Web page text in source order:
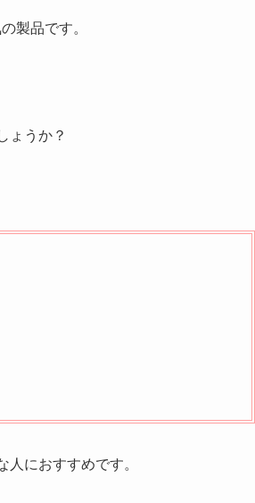
製品です。
ょうか？
におすすめです。